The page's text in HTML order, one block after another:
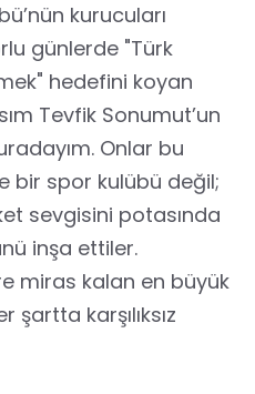
kurucuları
günlerde "Türk
hedefini koyan
Tevfik Sonumut’un
Onlar bu
bir spor kulübü değil;
sevgisini potasında
inşa ettiler.
miras kalan en büyük
karşılıksız